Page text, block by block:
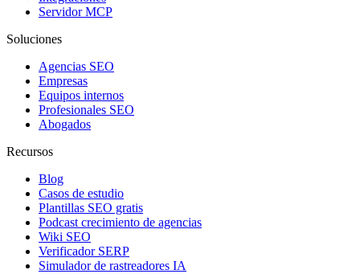
Servidor MCP
Soluciones
Agencias SEO
Empresas
Equipos internos
Profesionales SEO
Abogados
Recursos
Blog
Casos de estudio
Plantillas SEO gratis
Podcast crecimiento de agencias
Wiki SEO
Verificador SERP
Simulador de rastreadores IA